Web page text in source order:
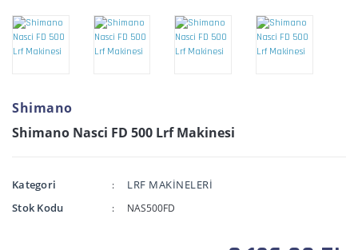
Shimano
Shimano Nasci FD 500 Lrf Makinesi
Kategori
LRF MAKİNELERİ
Stok Kodu
NAS500FD